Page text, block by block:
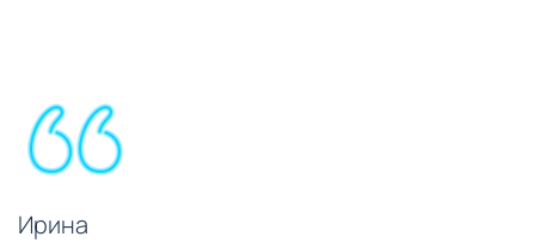
Ирина